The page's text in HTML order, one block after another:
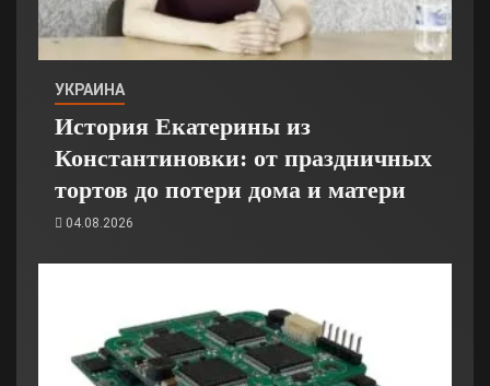
УКРАИНА
История Екатерины из
Константиновки: от праздничных
тортов до потери дома и матери
04.08.2026